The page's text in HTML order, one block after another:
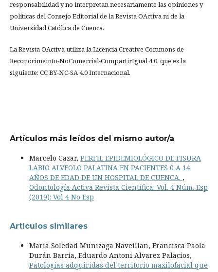
responsabilidad y no interpretan necesariamente las opiniones y
políticas del Consejo Editorial de la Revista OActiva ni de la
Universidad Católica de Cuenca.
La Revista OActiva utiliza la Licencia Creative Commons de
Reconocimeinto-NoComercial-CompartirIgual 4.0, que es la
siguiente: CC BY-NC-SA 4.0 Internacional.
Artículos más leídos del mismo autor/a
Marcelo Cazar, PERFIL EPIDEMIOLÓGICO DE FISURA
LABIO ALVEOLO PALATINA EN PACIENTES 0 A 14
AÑOS DE EDAD DE UN HOSPITAL DE CUENCA. ,
Odontología Activa Revista Científica: Vol. 4 Núm. Esp
(2019): Vol 4 No Esp
Artículos similares
María Soledad Munizaga Naveillan, Francisca Paola
Durán Barría, Eduardo Antoni Alvarez Palacios,
Patologías adquiridas del territorio maxilofacial que